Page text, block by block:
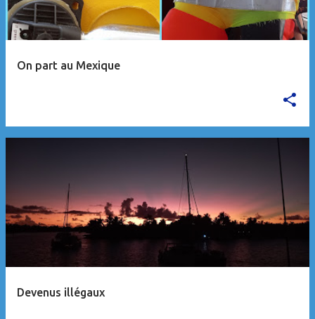
On part au Mexique
Devenus illégaux